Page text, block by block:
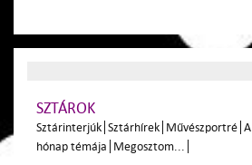
SZTÁROK
Sztárinterjúk Sztárhírek Művészportré A
hónap témája Megosztom...